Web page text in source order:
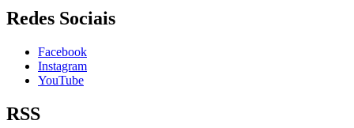
Redes Sociais
Facebook
Instagram
YouTube
RSS